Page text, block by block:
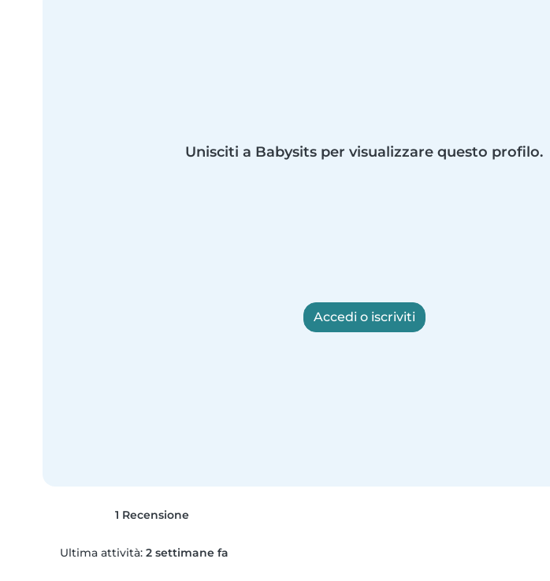
Unisciti a Babysits per visualizzare questo profilo.
Accedi o iscriviti
1 Recensione
Ultima attività: 2 settimane fa